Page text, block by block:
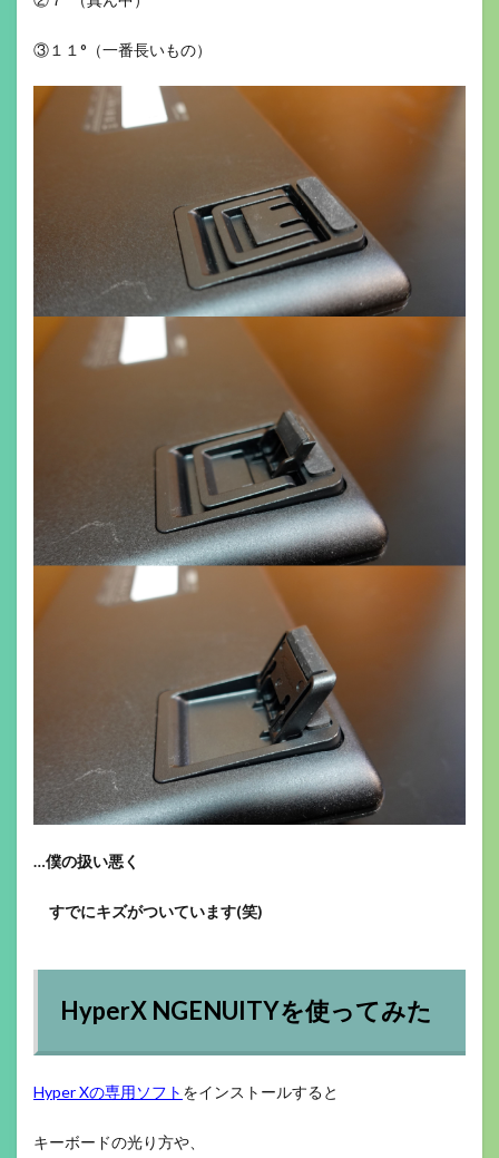
③１１°（一番長いもの）
…僕の扱い悪く
すでにキズがついています(笑)
HyperX NGENUITYを使ってみた
Hyper Xの専用ソフト をインストールすると
キーボードの光り方や、